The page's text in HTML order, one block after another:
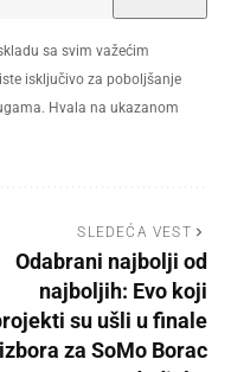
sa svim važećim
isključivo za poboljšanje
Hvala na ukazanom
SLEDEĆA VEST
Odabrani najbolji od
najboljih: Evo koji
su ušli u finale
izbora za SoMo Borac